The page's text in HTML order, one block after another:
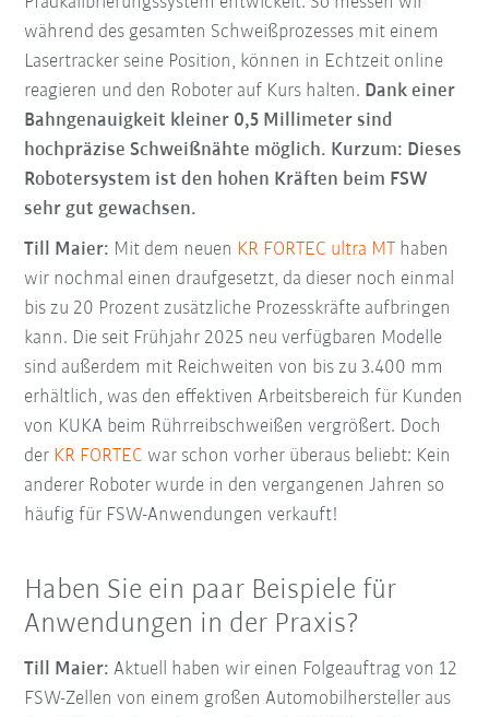
während des gesamten Schweißprozesses mit einem
Lasertracker seine Position, können in Echtzeit online
reagieren und den Roboter auf Kurs halten. Dank einer
Bahngenauigkeit kleiner 0,5 Millimeter sind
hochpräzise Schweißnähte möglich. Kurzum: Dieses
Robotersystem ist den hohen Kräften beim FSW
sehr gut gewachsen.
Till Maier: Mit dem neuen KR FORTEC ultra MT haben
wir nochmal einen draufgesetzt, da dieser noch einmal
bis zu 20 Prozent zusätzliche Prozesskräfte aufbringen
kann. Die seit Frühjahr 2025 neu verfügbaren Modelle
sind außerdem mit Reichweiten von bis zu 3.400 mm
erhältlich, was den effektiven Arbeitsbereich für Kunden
von KUKA beim Rührreibschweißen vergrößert. Doch
der KR FORTEC war schon vorher überaus beliebt: Kein
anderer Roboter wurde in den vergangenen Jahren so
häufig für FSW-Anwendungen verkauft!
Haben Sie ein paar Beispiele für
Anwendungen in der Praxis?
Till Maier:Aktuell haben wir einen Folgeauftrag von 12
FSW-Zellen von einem großen Automobilhersteller aus